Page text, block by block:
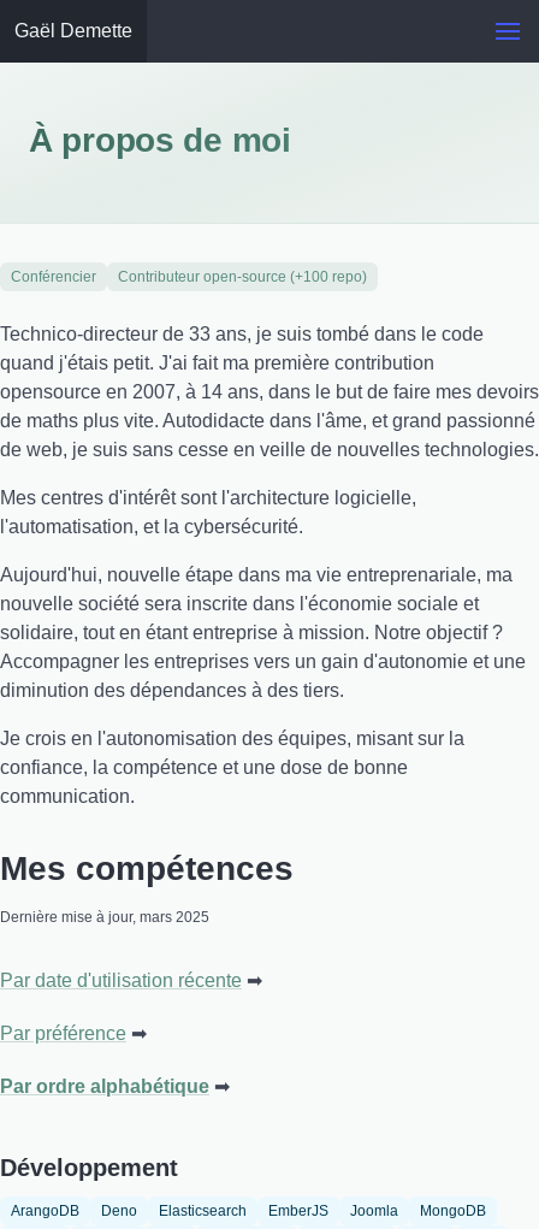
Gaël Demette
À propos de moi
Conférencier Contributeur open-source (+100 repo)
Technico-directeur de 33 ans, je suis tombé dans le code
quand j'étais petit. J'ai fait ma première contribution
opensource en 2007, à 14 ans, dans le but de faire mes devoirs
de maths plus vite. Autodidacte dans l'âme, et grand passionné
de web, je suis sans cesse en veille de nouvelles technologies.
Mes centres d'intérêt sont l'architecture logicielle,
l'automatisation, et la cybersécurité.
Aujourd'hui, nouvelle étape dans ma vie entreprenariale, ma
nouvelle société sera inscrite dans l'économie sociale et
solidaire, tout en étant entreprise à mission. Notre objectif ?
Accompagner les entreprises vers un gain d'autonomie et une
diminution des dépendances à des tiers.
Je crois en l'autonomisation des équipes, misant sur la
confiance, la compétence et une dose de bonne
communication.
Mes compétences
Dernière mise à jour, mars 2025
Par date d'utilisation récente
Par préférence
Par ordre alphabétique
Développement
ArangoDB Deno Elasticsearch EmberJS Joomla
MongoDB